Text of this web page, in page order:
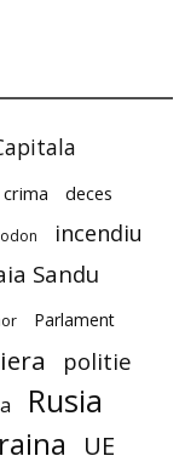
crima deces
incendiu
Sandu
Parlament
politie
Rusia
UE